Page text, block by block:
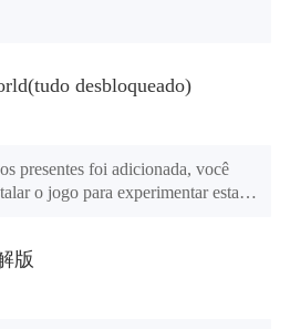
de batalha épico da história.
de inimigos sobre eles.
campo de guerra para dar a
em inimigos terroristas.
vai trazer suas expectativas
Este jogo de aventura de ação e
Mundial lhe trará a adrenalina
War 2 Sniper Shooting, é tudo
soldado treinado equipado e
de armas de tiro poderosas e
a coragem necessária para a
desbloqueado)
presentes foi adicionada, você
o jogo para experimentar esta
rápido do que antes
(incluindo salas e móveis)
版